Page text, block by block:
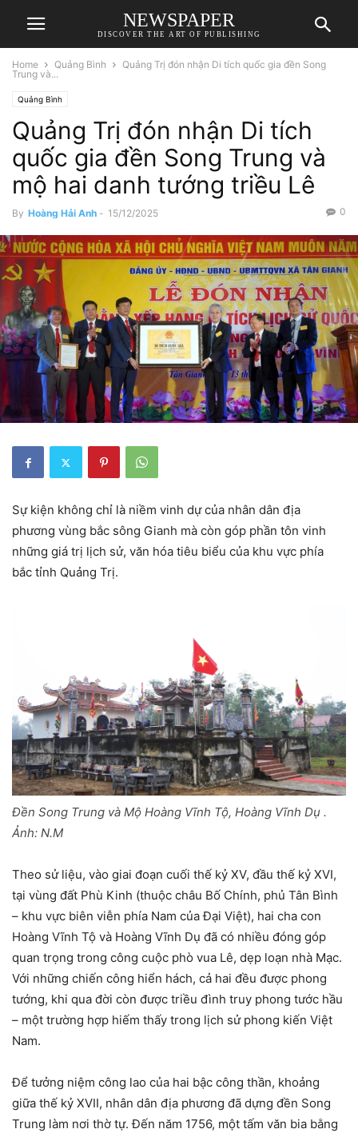
NEWSPAPER
DISCOVER THE ART OF PUBLISHING
Home Quảng Bình
Quảng Trị đón nhận Di tích quốc gia đền Song
Trung và...
Quảng Bình
Quảng Trị đón nhận Di tích
quốc gia đền Song Trung và
mộ hai danh tướng triều Lê
By Hoàng Hải Anh - 15/12/2025 0
Sự kiện không chỉ là niềm vinh dự của nhân dân địa
phương vùng bắc sông Gianh mà còn góp phần tôn vinh
những giá trị lịch sử, văn hóa tiêu biểu của khu vực phía
bắc tỉnh Quảng Trị.
Đền Song Trung và Mộ Hoàng Vĩnh Tộ, Hoàng Vĩnh Dụ .
Ảnh: N.M
Theo sử liệu, vào giai đoạn cuối thế kỷ XV, đầu thế kỷ XVI,
tại vùng đất Phù Kinh (thuộc châu Bố Chính, phủ Tân Bình
– khu vực biên viễn phía Nam của Đại Việt), hai cha con
Hoàng Vĩnh Tộ và Hoàng Vĩnh Dụ đã có nhiều đóng góp
quan trọng trong công cuộc phò vua Lê, dẹp loạn nhà Mạc.
Với những chiến công hiển hách, cả hai đều được phong
tướng, khi qua đời còn được triều đình truy phong tước hầu
– một trường hợp hiếm thấy trong lịch sử phong kiến Việt
Nam.
Để tưởng niệm công lao của hai bậc công thần, khoảng
giữa thế kỷ XVII, nhân dân địa phương đã dựng đền Song
Trung làm nơi thờ tự. Đến năm 1756, một tấm văn bia bằng